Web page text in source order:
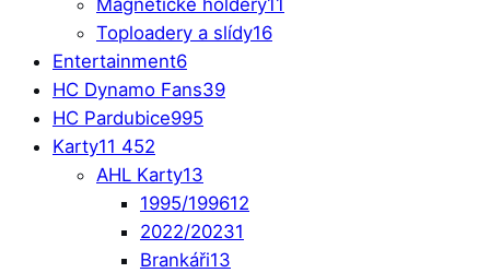
Magnetické holdery11
Toploadery a slídy16
Entertainment6
HC Dynamo Fans39
HC Pardubice995
Karty11 452
AHL Karty13
1995/199612
2022/20231
Brankáři13